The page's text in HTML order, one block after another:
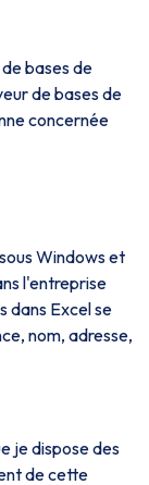
bases de
de bases de
concernée
Windows et
l'entreprise
dans Excel se
nom, adresse,
je dispose des
de cette